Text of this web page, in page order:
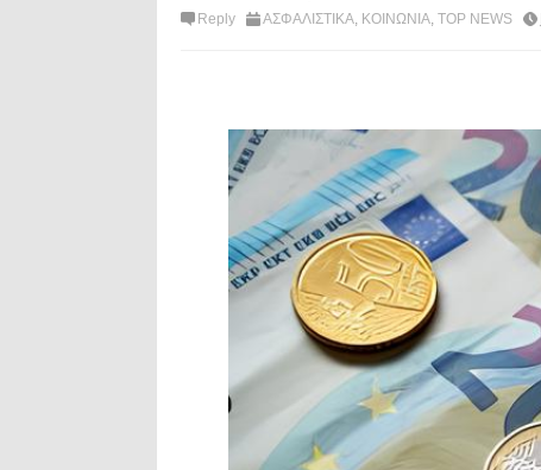
Reply ΑΣΦΑΛΙΣΤΙΚΑ, ΚΟΙΝΩΝΙΑ, TOP NEWS